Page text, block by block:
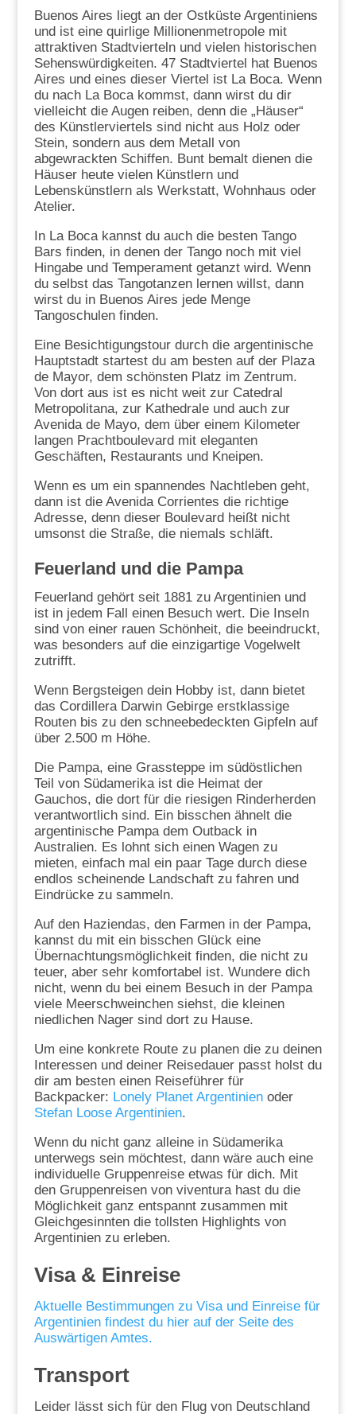
Buenos Aires liegt an der Ostküste Argentiniens
und ist eine quirlige Millionenmetropole mit
attraktiven Stadtvierteln und vielen historischen
Sehenswürdigkeiten. 47 Stadtviertel hat Buenos
Aires und eines dieser Viertel ist La Boca. Wenn
du nach La Boca kommst, dann wirst du dir
vielleicht die Augen reiben, denn die „Häuser“
des Künstlerviertels sind nicht aus Holz oder
Stein, sondern aus dem Metall von
abgewrackten Schiffen. Bunt bemalt dienen die
Häuser heute vielen Künstlern und
Lebenskünstlern als Werkstatt, Wohnhaus oder
Atelier.
In La Boca kannst du auch die besten Tango
Bars finden, in denen der Tango noch mit viel
Hingabe und Temperament getanzt wird. Wenn
du selbst das Tangotanzen lernen willst, dann
wirst du in Buenos Aires jede Menge
Tangoschulen finden.
Eine Besichtigungstour durch die argentinische
Hauptstadt startest du am besten auf der Plaza
de Mayor, dem schönsten Platz im Zentrum.
Von dort aus ist es nicht weit zur Catedral
Metropolitana, zur Kathedrale und auch zur
Avenida de Mayo, dem über einem Kilometer
langen Prachtboulevard mit eleganten
Geschäften, Restaurants und Kneipen.
Wenn es um ein spannendes Nachtleben geht,
dann ist die Avenida Corrientes die richtige
Adresse, denn dieser Boulevard heißt nicht
umsonst die Straße, die niemals schläft.
Feuerland und die Pampa
Feuerland gehört seit 1881 zu Argentinien und
ist in jedem Fall einen Besuch wert. Die Inseln
sind von einer rauen Schönheit, die beeindruckt,
was besonders auf die einzigartige Vogelwelt
zutrifft.
Wenn Bergsteigen dein Hobby ist, dann bietet
das Cordillera Darwin Gebirge erstklassige
Routen bis zu den schneebedeckten Gipfeln auf
über 2.500 m Höhe.
Die Pampa, eine Grassteppe im südöstlichen
Teil von Südamerika ist die Heimat der
Gauchos, die dort für die riesigen Rinderherden
verantwortlich sind. Ein bisschen ähnelt die
argentinische Pampa dem Outback in
Australien. Es lohnt sich einen Wagen zu
mieten, einfach mal ein paar Tage durch diese
endlos scheinende Landschaft zu fahren und
Eindrücke zu sammeln.
Auf den Haziendas, den Farmen in der Pampa,
kannst du mit ein bisschen Glück eine
Übernachtungsmöglichkeit finden, die nicht zu
teuer, aber sehr komfortabel ist. Wundere dich
nicht, wenn du bei einem Besuch in der Pampa
viele Meerschweinchen siehst, die kleinen
niedlichen Nager sind dort zu Hause.
Um eine konkrete Route zu planen die zu deinen
Interessen und deiner Reisedauer passt holst du
dir am besten einen Reiseführer für
Backpacker: Lonely Planet Argentinienoder
Stefan Loose Argentinien.
Wenn du nicht ganz alleine in Südamerika
unterwegs sein möchtest, dann wäre auch eine
individuelle Gruppenreise etwas für dich. Mit
den Gruppenreisen von viventura hast du die
Möglichkeit ganz entspannt zusammen mit
Gleichgesinnten die tollsten Highlights von
Argentinien zu erleben.
Visa & Einreise
Aktuelle Bestimmungen zu Visa und Einreise für
Argentinien findest du hier auf der Seite des
Auswärtigen Amtes.
Transport
Leider lässt sich für den Flug von Deutschland